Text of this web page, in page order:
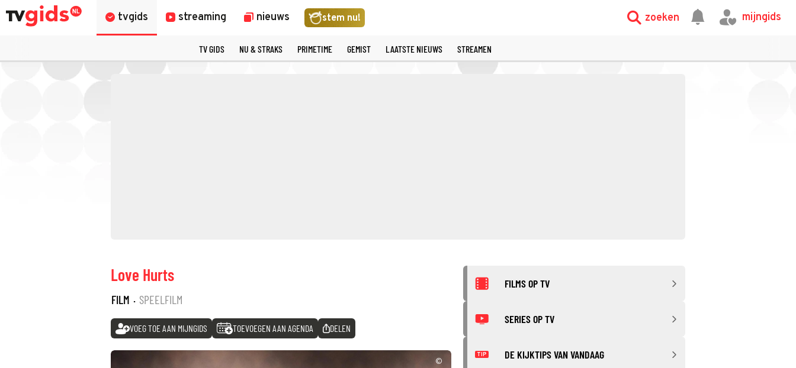
tvgids streaming nieuws stem nu! zoeken mijngids
TV GIDS NU & STRAKS PRIMETIME GEMIST LAATSTE NIEUWS STREAMEN
Love Hurts
FILM · SPEELFILM
VOEG TOE AAN MIJNGIDS TOEVOEGEN AAN AGENDA DELEN
©
FILMS OP TV
SERIES OP TV
TIP DE KIJKTIPS VAN VANDAAG